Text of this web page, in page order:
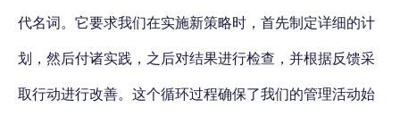
代名词。它要求我们在实施新策略时，首先制定详细的计
划，然后付诸实践，之后对结果进行检查，并根据反馈采
取行动进行改善。这个循环过程确保了我们的管理活动始